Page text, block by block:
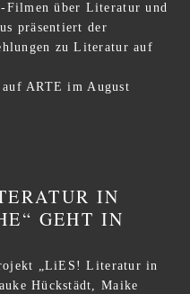
Filmen über Literatur und
präsentiert der
zu Literatur auf
ARTE im August
IN
GEHT IN
„LiES! Literatur in
Hückstädt, Maike